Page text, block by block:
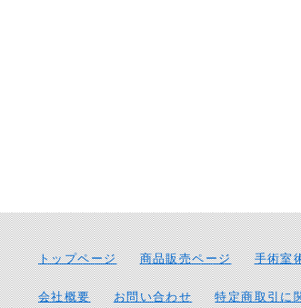
トップページ 商品販売ページ 手術室
会社概要 お問い合わせ 特定商取引に